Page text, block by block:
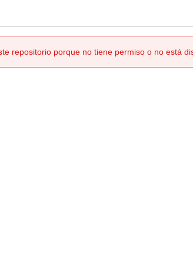
repositorio porque no tiene permiso o no está